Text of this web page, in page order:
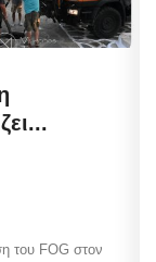
του FOG στον